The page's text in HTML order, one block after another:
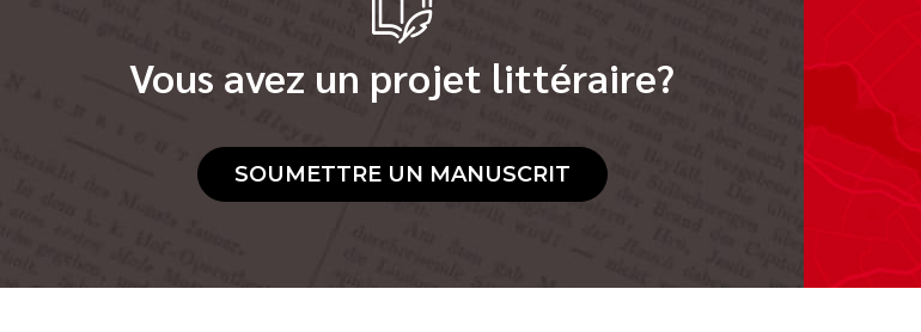
Vous avez un projet littéraire?
SOUMETTRE UN MANUSCRIT